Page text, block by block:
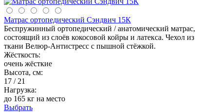
Матрас ортопедический Сэндвич 15К
Беспружинный ортопедический / анатомический матрас,
состоящий из слоёв кокосовой койры и латекса. Чехол из
ткани Велюр-Антистресс с пышной стёжкой.
Жёсткость:
очень жёсткие
Высота, см:
17 / 21
Нагрузка:
до 165 кг на место
Выбрать